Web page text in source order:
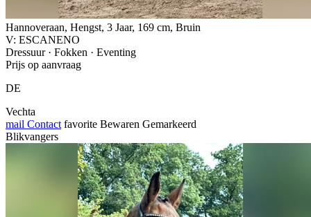
Hannoveraan, Hengst, 3 Jaar, 169 cm, Bruin
V: ESCANENO
Dressuur · Fokken · Eventing
Prijs op aanvraag
DE
Vechta
mail Contact favorite Bewaren Gemarkeerd
Blikvangers